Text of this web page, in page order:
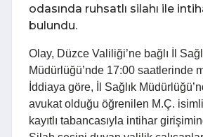
odasında ruhsatlı silahı ile
bulundu.
Olay, Düzce Valiliği’ne bağlı İl
Müdürlüğü’nde 17:00 saatlerinde
İddiaya göre, İl Sağlık
avukat olduğu öğrenilen M.Ç.
kayıtlı tabancasıyla intihar